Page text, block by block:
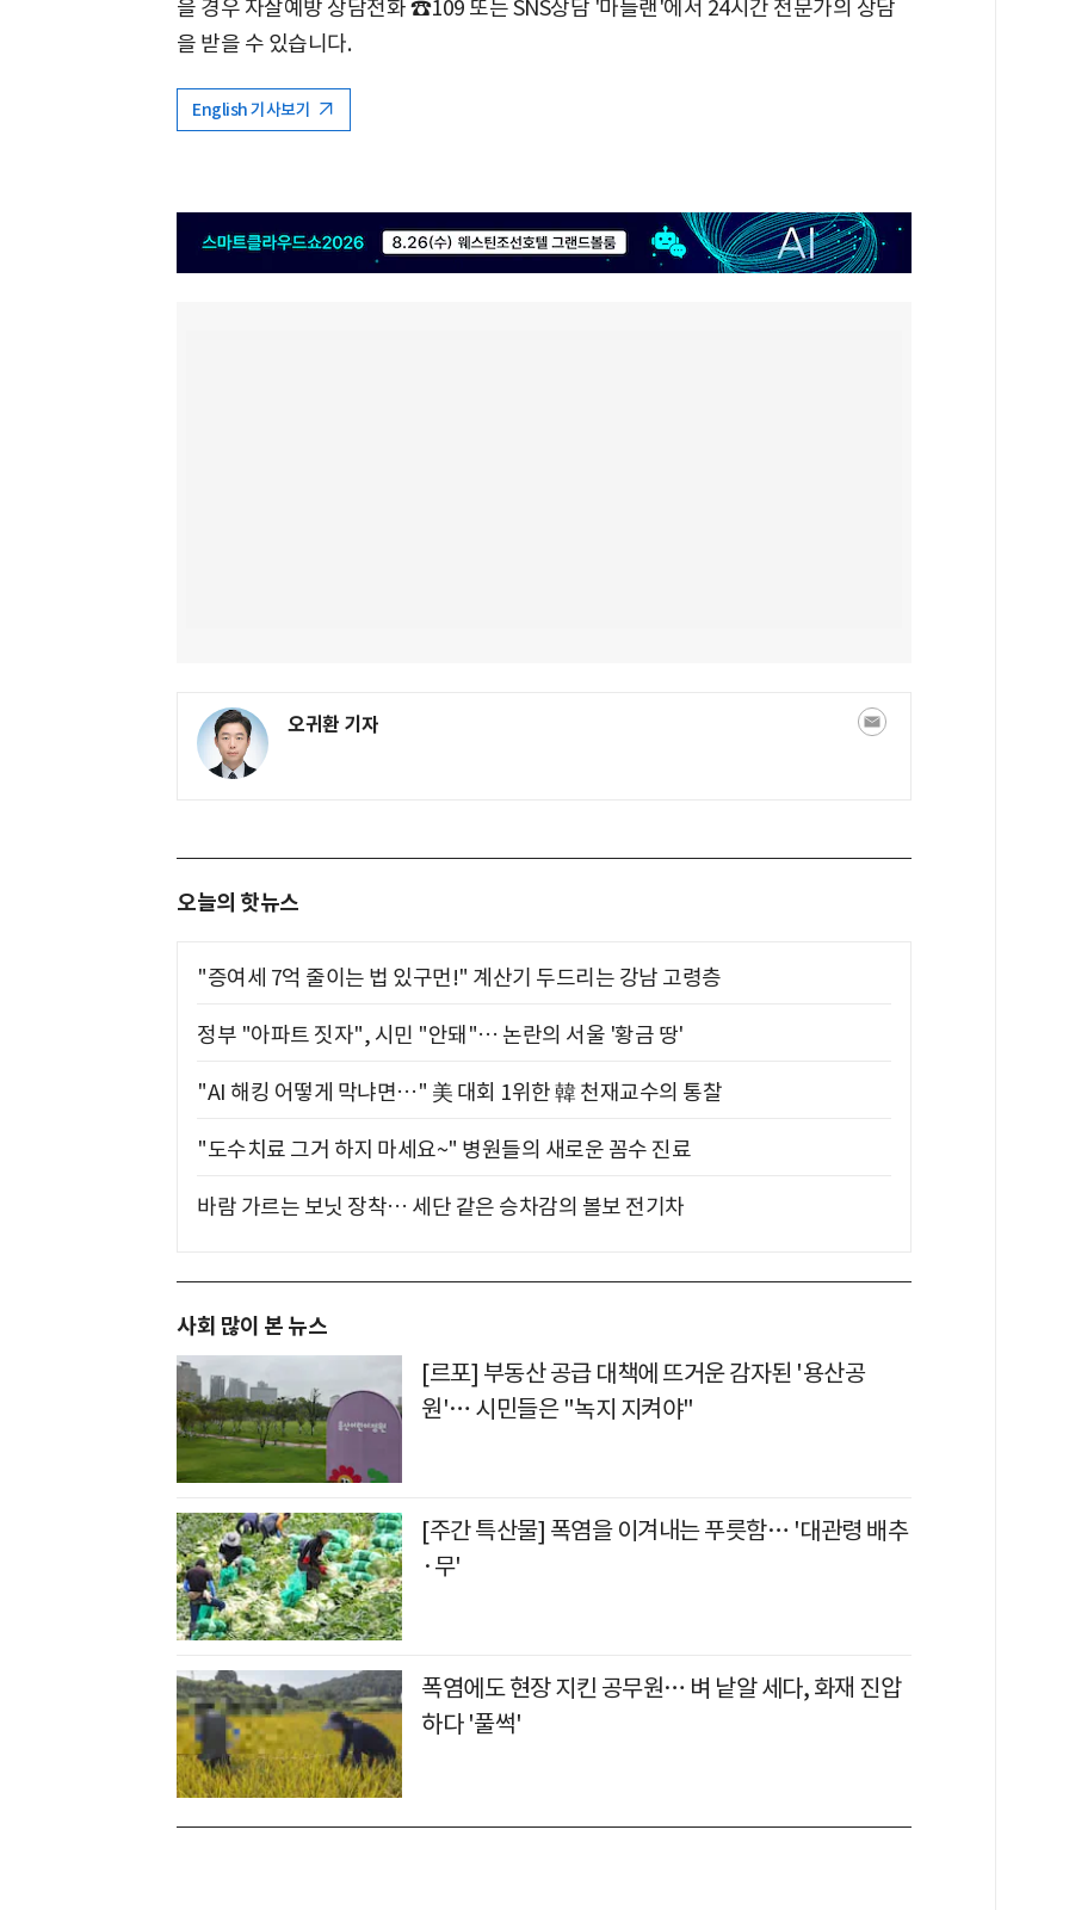
을 경우 자살예방 상담전화 ☎109 또는 SNS상담 '마들랜'에서 24시간 전문가의 상담
을 받을 수 있습니다.
English 기사보기
오귀환 기자
오늘의 핫뉴스
"증여세 7억 줄이는 법 있구먼!" 계산기 두드리는 강남 고령층
정부 "아파트 짓자", 시민 "안돼"… 논란의 서울 '황금 땅'
"AI 해킹 어떻게 막냐면…" 美 대회 1위한 韓 천재교수의 통찰
"도수치료 그거 하지 마세요~" 병원들의 새로운 꼼수 진료
바람 가르는 보닛 장착… 세단 같은 승차감의 볼보 전기차
사회 많이 본 뉴스
[르포] 부동산 공급 대책에 뜨거운 감자된 '용산공
원'… 시민들은 "녹지 지켜야"
[주간 특산물] 폭염을 이겨내는 푸릇함… '대관령 배추
·무'
폭염에도 현장 지킨 공무원… 벼 낱알 세다, 화재 진압
하다 '풀썩'